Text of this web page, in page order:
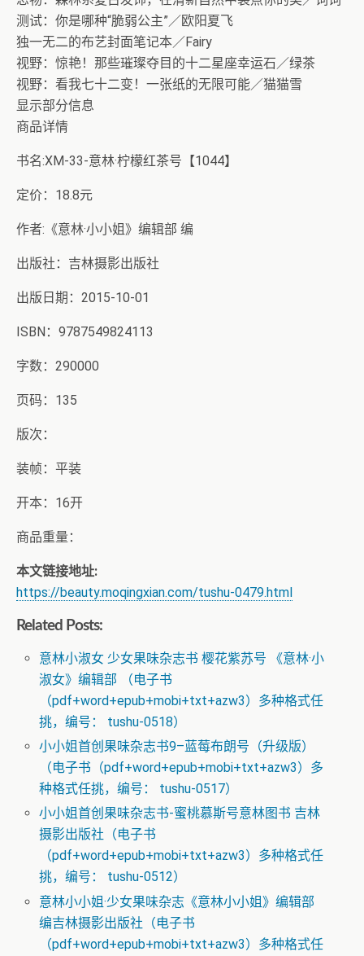
测试：你是哪种“脆弱公主”／欧阳夏飞
独一无二的布艺封面笔记本／Fairy
视野：惊艳！那些璀璨夺目的十二星座幸运石／绿茶
视野：看我七十二变！一张纸的无限可能／猫猫雪
显示部分信息
商品详情
书名:XM-33-意林·柠檬红茶号【1044】
定价：18.8元
作者:《意林·小小姐》编辑部 编
出版社：吉林摄影出版社
出版日期：2015-10-01
ISBN：9787549824113
字数：290000
页码：135
版次：
装帧：平装
开本：16开
商品重量：
本文链接地址:
https://beauty.moqingxian.com/tushu-0479.html
Related Posts:
意林小淑女 少女果味杂志书 樱花紫苏号 《意林·小
淑女》编辑部 （电子书
（pdf+word+epub+mobi+txt+azw3）多种格式任
挑，编号： tushu-0518）
小小姐首创果味杂志书9–蓝莓布朗号（升级版）
（电子书（pdf+word+epub+mobi+txt+azw3）多
种格式任挑，编号： tushu-0517）
小小姐首创果味杂志书-蜜桃慕斯号意林图书 吉林
摄影出版社（电子书
（pdf+word+epub+mobi+txt+azw3）多种格式任
挑，编号： tushu-0512）
意林小小姐·少女果味杂志《意林小小姐》编辑部
编吉林摄影出版社（电子书
（pdf+word+epub+mobi+txt+azw3）多种格式任